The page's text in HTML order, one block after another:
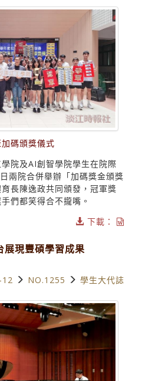
碼頒獎儀式
學院及AI創智學院學生在院際
兩院合併舉辦「加碼獎金頒獎
長陳逸政共同頒發，冠軍獎
們都笑得合不攏嘴。
下載：
展現豐碩學習成果
NO.1255 學生大代誌